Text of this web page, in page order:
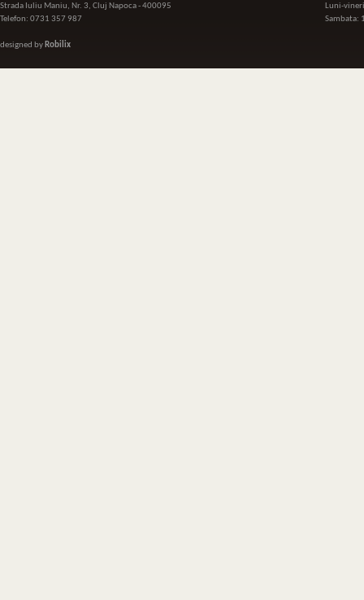
Strada Iuliu Maniu, Nr. 3, Cluj Napoca - 400095
Telefon: 0731 357 987
designed by Robilix
Luni-
Sambata: